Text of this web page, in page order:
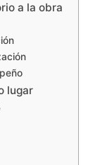
a la obra
lugar